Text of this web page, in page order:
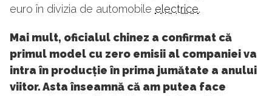
euro în divizia de automobile electrice.
Mai mult, oficialul chinez a confirmat că
primul model cu zero emisii al companiei va
intra în producție în prima jumătate a anului
viitor. Asta înseamnă că am putea face